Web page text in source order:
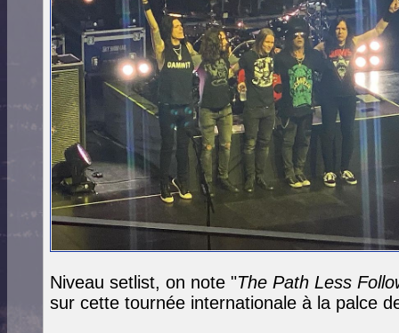
Niveau setlist, on note "The Path Less
sur cette tournée internationale à la palce